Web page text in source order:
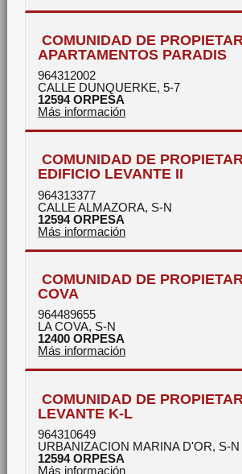
COMUNIDAD DE
APARTAMENTOS PARADIS
964312002
CALLE DUNQUERKE, 5-7
12594 ORPESA
Más información
COMUNIDAD DE
EDIFICIO LEVANTE II
964313377
CALLE ALMAZORA, S-N
12594 ORPESA
Más información
COMUNIDAD DE
COVA
964489655
LA COVA, S-N
12400 ORPESA
Más información
COMUNIDAD DE
LEVANTE K-L
964310649
URBANIZACION MARINA D'OR, S-N
12594 ORPESA
Más información